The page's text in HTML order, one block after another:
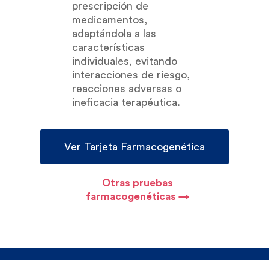
prescripción de
medicamentos,
adaptándola a las
características
individuales, evitando
interacciones de riesgo,
reacciones adversas o
ineficacia terapéutica.
Ver Tarjeta Farmacogenética
Otras pruebas
farmacogenéticas →